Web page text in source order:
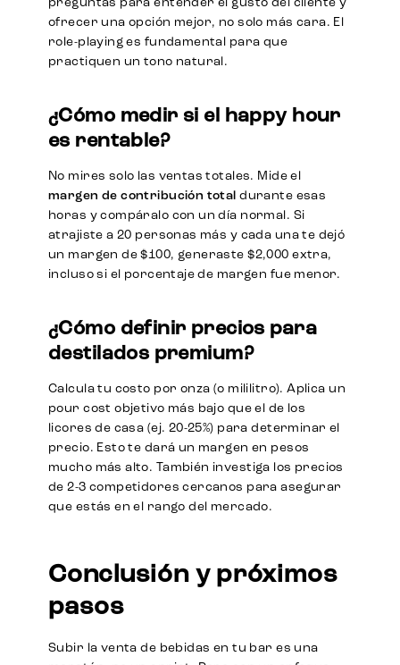
preguntas para entender el gusto del cliente y
ofrecer una opción mejor, no solo más cara. El
role-playing es fundamental para que
practiquen un tono natural.
¿Cómo medir si el happy hour
es rentable?
No mires solo las ventas totales. Mide el
margen de contribución total durante esas
horas y compáralo con un día normal. Si
atrajiste a 20 personas más y cada una te dejó
un margen de $100, generaste $2,000 extra,
incluso si el porcentaje de margen fue menor.
¿Cómo definir precios para
destilados premium?
Calcula tu costo por onza (o mililitro). Aplica un
pour cost objetivo más bajo que el de los
licores de casa (ej. 20-25%) para determinar el
precio. Esto te dará un margen en pesos
mucho más alto. También investiga los precios
de 2-3 competidores cercanos para asegurar
que estás en el rango del mercado.
Conclusión y próximos
pasos
Subir la venta de bebidas en tu bar es una